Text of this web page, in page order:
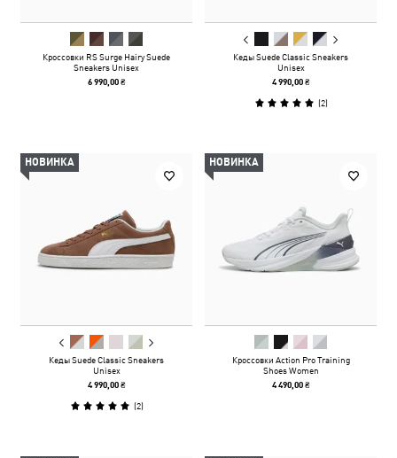
Кроссовки RS Surge Hairy Suede
Sneakers Unisex
6 990,00 ₴
Кеды Suede Classic Sneakers
Unisex
4 990,00 ₴
(2)
НОВИНКА
Кеды Suede Classic Sneakers
Unisex
4 990,00 ₴
(2)
НОВИНКА
Кроссовки Action Pro Training
Shoes Women
4 490,00 ₴